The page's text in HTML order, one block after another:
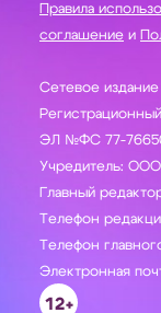
Правила
соглашение и
Сетевое
ЭЛ №ФС 77-76650
Учредитель:
Главный
Телефон
Телефон
Электронная
12+